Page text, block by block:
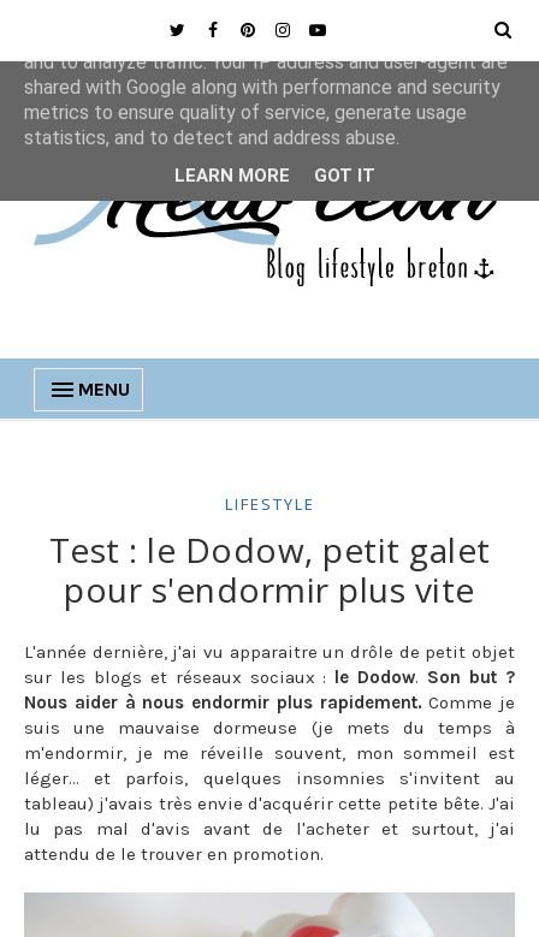
MENU
LIFESTYLE
Test : le Dodow, petit galet
pour s'endormir plus vite
L'année dernière, j'ai vu apparaitre un drôle de petit objet
sur les blogs et réseaux sociaux : le Dodow. Son but ?
Nous aider à nous endormir plus rapidement.Comme je
suis une mauvaise dormeuse (je mets du temps à
m'endormir, je me réveille souvent, mon sommeil est
léger... et parfois, quelques insomnies s'invitent au
tableau) j'avais très envie d'acquérir cette petite bête. J'ai
lu pas mal d'avis avant de l'acheter et surtout, j'ai
attendu de le trouver en promotion.
This site uses cookies from Google to deliver its services
and to analyze traffic. Your IP address and user-agent are
shared with Google along with performance and security
metrics to ensure quality of service, generate usage
statistics, and to detect and address abuse.
LEARN MORE GOT IT